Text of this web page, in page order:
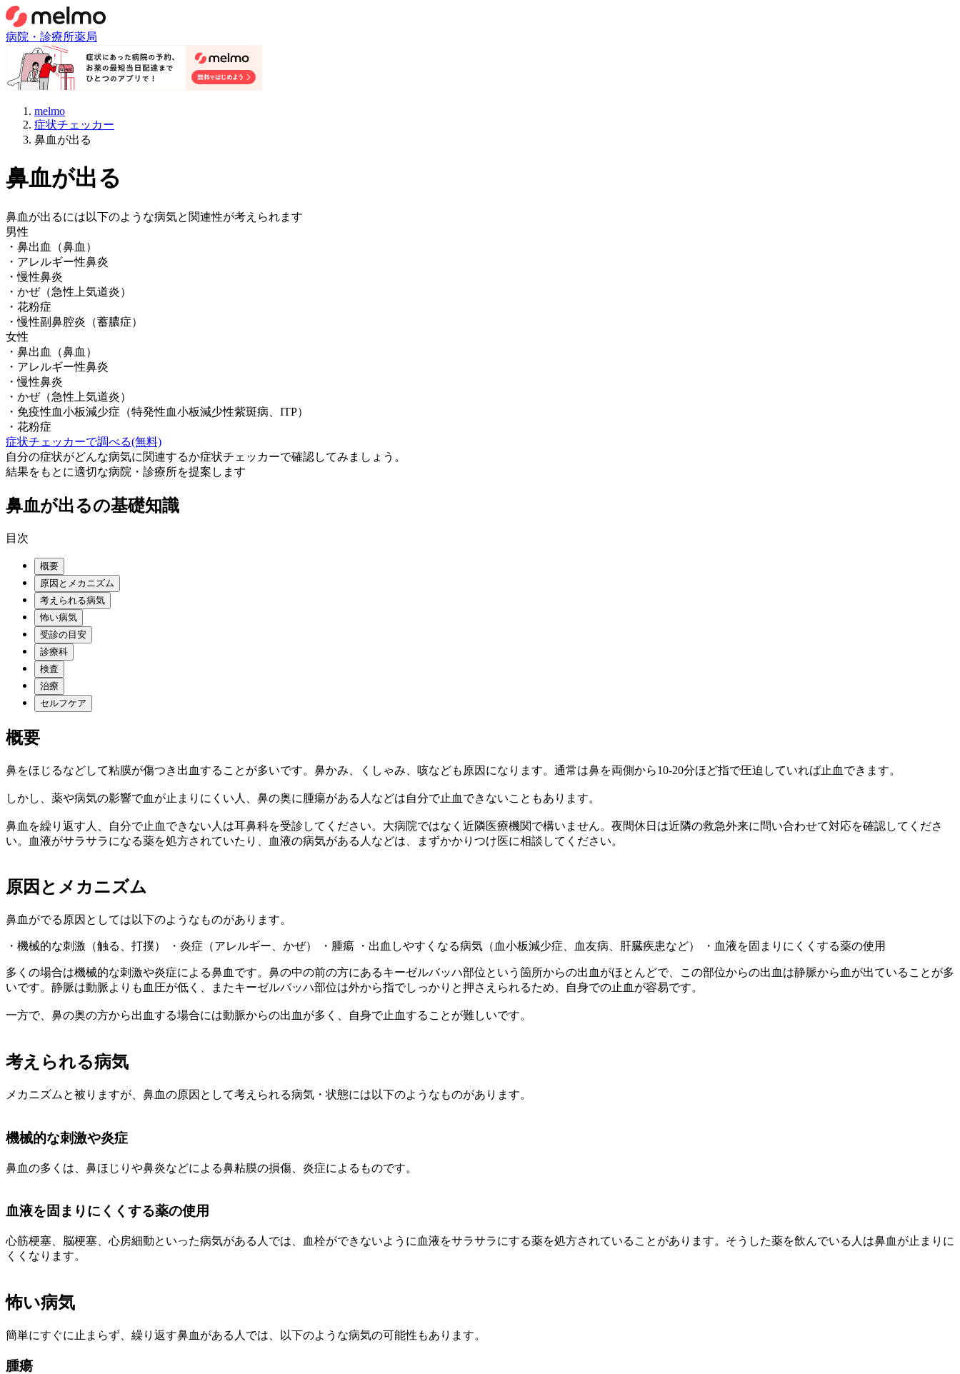
病院・診療所薬局
melmo
症状チェッカー
鼻血が出る
鼻血が出る
鼻血が出るには以下のような病気と関連性が考えられます
男性
・ 鼻出血（鼻血）
・ アレルギー性鼻炎
・慢性鼻炎
・ かぜ（急性上気道炎）
・ 花粉症
・慢性副鼻腔炎（蓄膿症）
女性
・ 鼻出血（鼻血）
・ アレルギー性鼻炎
・慢性鼻炎
・ かぜ（急性上気道炎）
・ 免疫性血小板減少症（特発性血小板減少性紫斑病、ITP）
・ 花粉症
症状チェッカーで調べる(無料)
自分の症状がどんな病気に関連するか症状チェッカーで確認してみましょう。
結果をもとに適切な病院・診療所を提案します
鼻血が出るの基礎知識
目次
概要
原因とメカニズム
考えられる病気
怖い病気
受診の目安
診療科
検査
治療
セルフケア
概要
鼻をほじるなどして粘膜が傷つき出血することが多いです。鼻かみ、くしゃみ、咳なども原因になります。通常は鼻を両側から10-20分ほど指で圧迫していれば止血できます。
しかし、薬や病気の影響で血が止まりにくい人、鼻の奥に腫瘍がある人などは自分で止血できないこともあります。
鼻血を繰り返す人、自分で止血できない人は耳鼻科を受診してください。大病院ではなく近隣医療機関で構いません。夜間休日は近隣の救急外来に問い合わせて対応を確認してくださ
い。血液がサラサラになる薬を処方されていたり、血液の病気がある人などは、まずかかりつけ医に相談してください。
原因とメカニズム
鼻血がでる原因としては以下のようなものがあります。
・機械的な刺激（触る、打撲） ・炎症（アレルギー、かぜ） ・腫瘍 ・出血しやすくなる病気（血小板減少症、血友病、肝臓疾患など） ・血液を固まりにくくする薬の使用
多くの場合は機械的な刺激や炎症による鼻血です。鼻の中の前の方にあるキーゼルバッハ部位という箇所からの出血がほとんどで、この部位からの出血は静脈から血が出ていることが多
いです。静脈は動脈よりも血圧が低く、またキーゼルバッハ部位は外から指でしっかりと押さえられるため、自身での止血が容易です。
一方で、鼻の奥の方から出血する場合には動脈からの出血が多く、自身で止血することが難しいです。
考えられる病気
メカニズムと被りますが、鼻血の原因として考えられる病気・状態には以下のようなものがあります。
機械的な刺激や炎症
鼻血の多くは、鼻ほじりや鼻炎などによる鼻粘膜の損傷、炎症によるものです。
血液を固まりにくくする薬の使用
心筋梗塞、脳梗塞、心房細動といった病気がある人では、血栓ができないように血液をサラサラにする薬を処方されていることがあります。そうした薬を飲んでいる人は鼻血が止まりに
くくなります。
怖い病気
簡単にすぐに止まらず、繰り返す鼻血がある人では、以下のような病気の可能性もあります。
腫瘍